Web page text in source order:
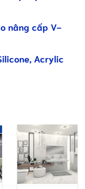
nâng cấp V-
Acrylic